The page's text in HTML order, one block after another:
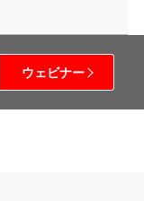
ウェビナー